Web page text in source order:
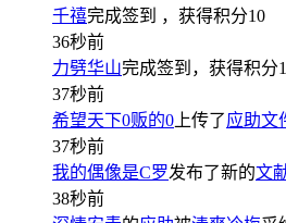
千禧完成签到 ，获得积分10
36秒前
力劈华山完成签到，获得积分
37秒前
希望天下0贩的0 上传了应助文
37秒前
我的偶像是C罗发布了新的文
38秒前